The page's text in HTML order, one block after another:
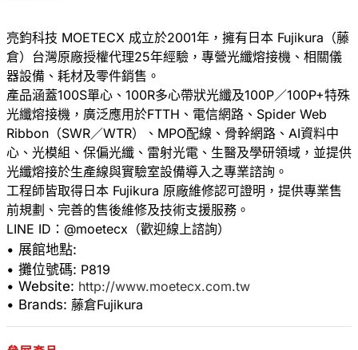
亮鈞科技 MOETECX 成立於2001年，擁有日本 Fujikura（藤
倉）台灣原廠授權代理25年經驗，專營光纖熔接機、相關儀
器設備、耗材及零件銷售。
產品涵蓋100S單心、100R多心帶狀光纖及100P／100P+特殊
光纖熔接機，廣泛應用於FTTH、電信網路、Spider Web
Ribbon（SWR／WTR）、MPO配線、骨幹網路、AI資料中
心、光模組、保偏光纖、雷射光電、生醫及學研領域，並提供
光纖熔接於生產線與實驗室設備導入之專業諮詢。
工程師皆取得日本 Fujikura 原廠維修認可證明，提供專業售
前規劃、完善的售後維修及技術支援服務。
• 展館地點:
• 攤位號碼: P819
• Website: http://www.moetecx.com.tw
• Brands: 藤倉Fujikura